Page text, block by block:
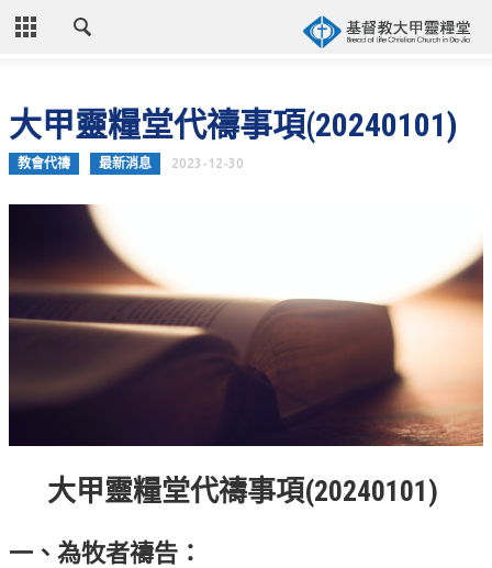
CLOSE
關於教會
教會異象
聚會時間
分堂
大甲靈糧堂代禱事項(20240101)
教會代禱 最新消息 2023-12-30
大甲靈糧堂代禱事項(20240101)
一、為牧者禱告：